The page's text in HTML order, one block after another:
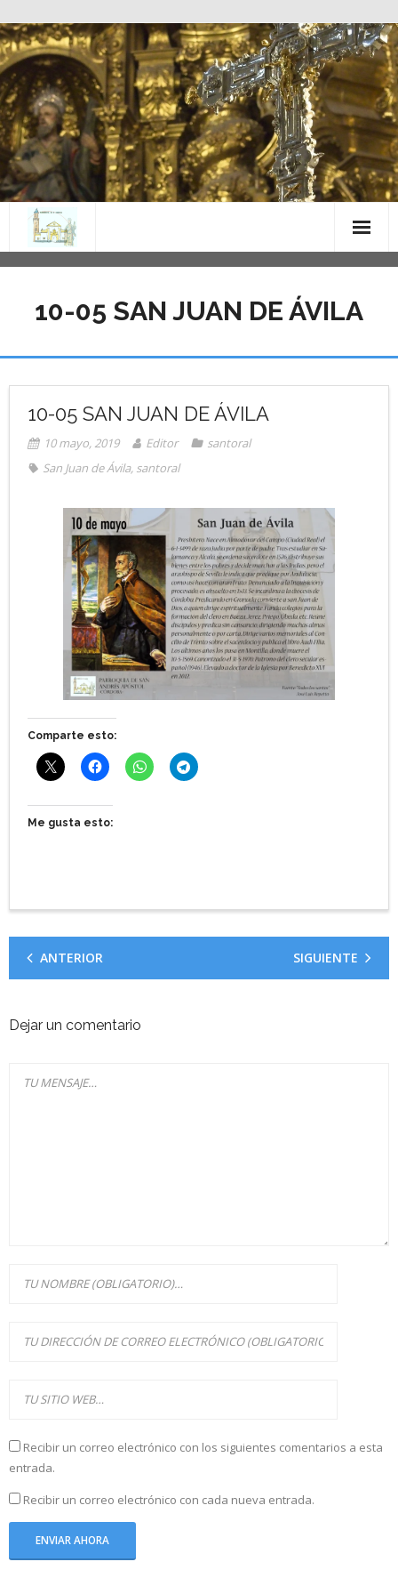
Saltar
al
contenido
10-05 SAN JUAN DE ÁVILA
10-05 SAN JUAN DE ÁVILA
10 mayo, 2019 Editor
santoral
San Juan de Ávila, santoral
Comparte esto:
Me gusta esto:
ANTERIOR SIGUIENTE
Dejar un comentario
Recibir un correo electrónico con los siguientes comentarios a esta
entrada.
Recibir un correo electrónico con cada nueva entrada.